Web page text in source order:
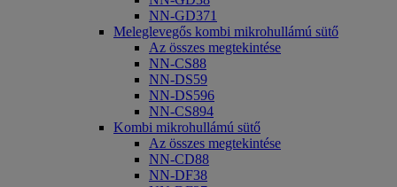
NN-GD371
Meleglevegős kombi mikrohullámú sütő
Az összes megtekintése
NN-CS88
NN-DS59
NN-DS596
NN-CS894
Kombi mikrohullámú sütő
Az összes megtekintése
NN-CD88
NN-DF38